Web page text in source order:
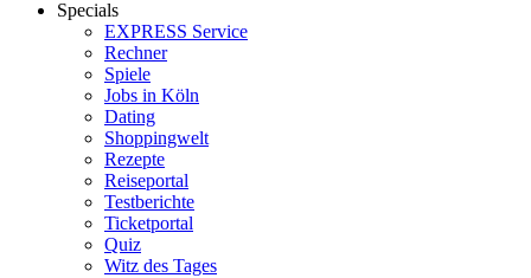
Specials
EXPRESS Service
Rechner
Spiele
Jobs in Köln
Dating
Shoppingwelt
Rezepte
Reiseportal
Testberichte
Ticketportal
Quiz
Witz des Tages